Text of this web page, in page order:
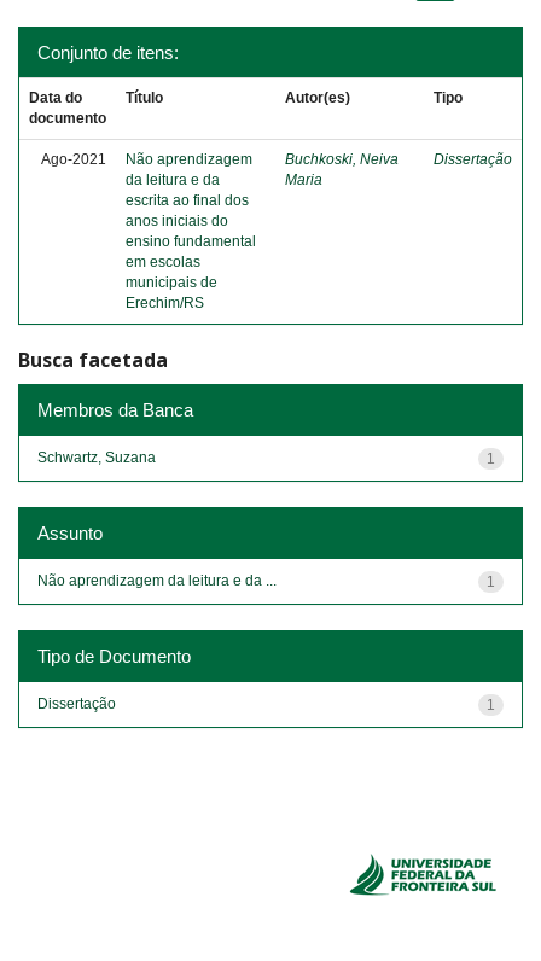
Conjunto de itens:
Data do
documento
Título Autor(es) Tipo
Ago-2021
Não aprendizagem
da leitura e da
escrita ao final dos
anos iniciais do
ensino fundamental
em escolas
municipais de
Erechim/RS
Buchkoski, Neiva
Maria
Dissertação
Busca facetada
Membros da Banca
1
Schwartz, Suzana
Assunto
1
Não aprendizagem da leitura e da ...
Tipo de Documento
1
Dissertação